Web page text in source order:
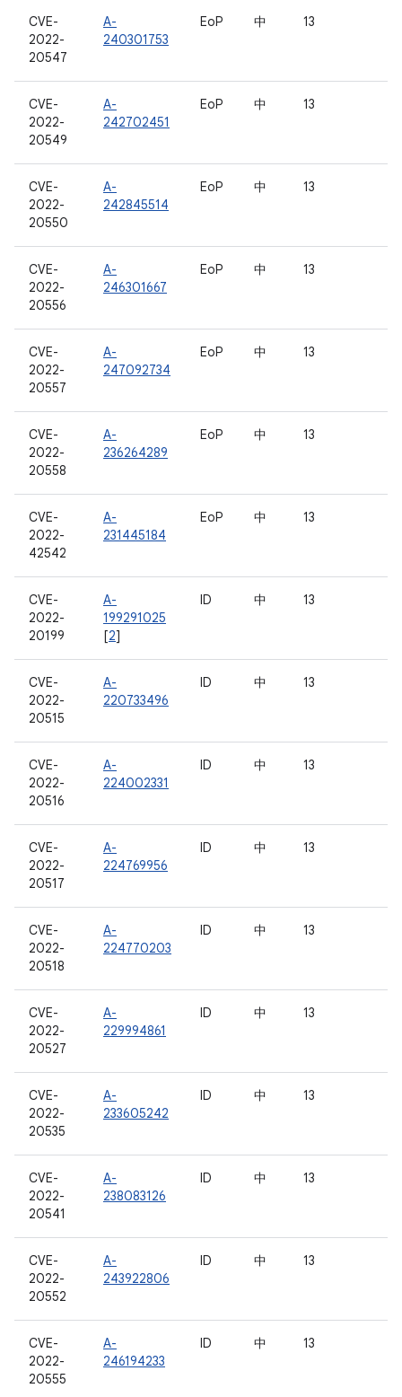
CVE-
2022-
20547
A-
240301753
EoP 中 13
CVE-
2022-
20549
A-
242702451
EoP 中 13
CVE-
2022-
20550
A-
242845514
EoP 中 13
CVE-
2022-
20556
A-
246301667
EoP 中 13
CVE-
2022-
20557
A-
247092734
EoP 中 13
CVE-
2022-
20558
A-
236264289
EoP 中 13
CVE-
2022-
42542
A-
231445184
EoP 中 13
CVE-
2022-
20199
A-
199291025
[2]
ID 中 13
CVE-
2022-
20515
A-
220733496
ID 中 13
CVE-
2022-
20516
A-
224002331
ID 中 13
CVE-
2022-
20517
A-
224769956
ID 中 13
CVE-
2022-
20518
A-
224770203
ID 中 13
CVE-
2022-
20527
A-
229994861
ID 中 13
CVE-
2022-
20535
A-
233605242
ID 中 13
CVE-
2022-
20541
A-
238083126
ID 中 13
CVE-
2022-
20552
A-
243922806
ID 中 13
CVE-
2022-
20555
A-
246194233
ID 中 13